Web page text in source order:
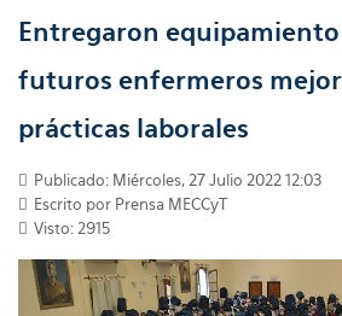
Entregaron
futuros enfermeros
prácticas laborales
Publicado: Miércoles, 27 Julio 2022 12:03
Escrito por Prensa MECCyT
Visto: 2915